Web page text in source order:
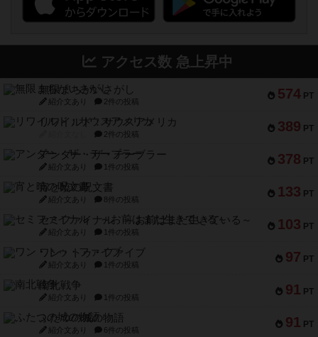
アクセス数 急上昇中
574 PT
無限まちがいさがし
紹介文あり 2件の投稿
389 PT
リワイルド：サウスアメリカ
2件の投稿
378 PT
アンダー・ザ・テーブラー
紹介文あり 1件の投稿
133 PT
宵と暁の呪文書
紹介文あり 8件の投稿
103 PT
セミファイナル ～お前はまだ生きている～
紹介文あり 1件の投稿
97 PT
ワン・トゥ・ファイブ
紹介文あり 1件の投稿
91 PT
南北戦争
紹介文あり 1件の投稿
91 PT
ふたつの城の物語
紹介文あり 6件の投稿